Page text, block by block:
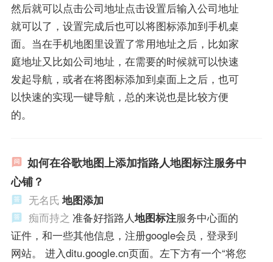
然后就可以点击公司地址点击设置后输入公司地址
就可以了，设置完成后也可以将图标添加到手机桌
面。当在手机地图里设置了常用地址之后，比如家
庭地址又比如公司地址，在需要的时候就可以快速
发起导航，或者在将图标添加到桌面上之后，也可
以快速的实现一键导航，总的来说也是比较方便
的。
如何在谷歌地图上添加指路人地图标注服务中
心铺？
无名氏 地图添加
痴而持之 准备好指路人地图标注服务中心面的
证件，和一些其他信息，注册google会员，登录到
网站。 进入ditu.google.cn页面。左下方有一个“将您